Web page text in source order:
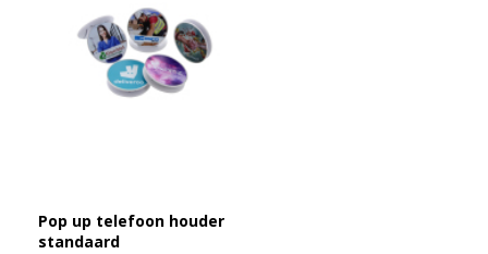
Pop up telefoon houder
standaard